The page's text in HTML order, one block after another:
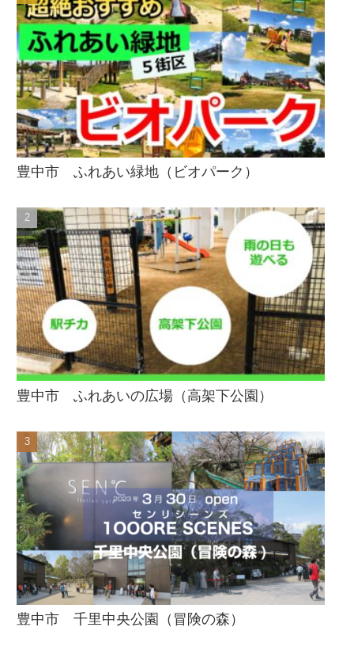
豊中市 ふれあい緑地（ビオパーク）
豊中市 ふれあいの広場（高架下公園）
豊中市 千里中央公園（冒険の森）